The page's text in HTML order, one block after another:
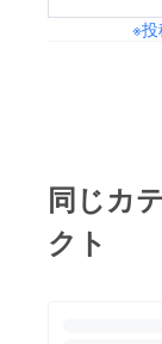
※
同じカ
クト